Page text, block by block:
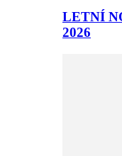
LETNÍ
2026